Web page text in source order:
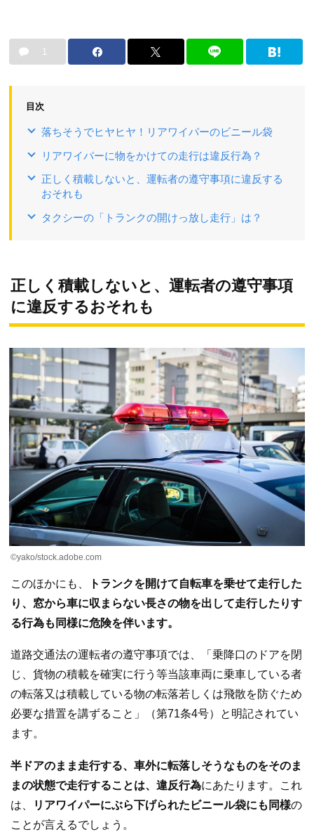
1
目次
落ちそうでヒヤヒヤ！リアワイパーのビニール袋
リアワイパーに物をかけての走行は違反行為？
正しく積載しないと、運転者の遵守事項に違反する
おそれも
タクシーの「トランクの開けっ放し走行」は？
正しく積載しないと、運転者の遵守事項
に違反するおそれも
©️yako/stock.adobe.com
このほかにも、
トランクを開けて自転車を乗せて走行した
り、窓から車に収まらない長さの物を出して走行したりす
る行為も同様に危険を伴います。
道路交通法の運転者の遵守事項では、「乗降口のドアを閉
じ、貨物の積載を確実に行う等当該車両に乗車している者
の転落又は積載している物の転落若しくは飛散を防ぐため
必要な措置を講ずること」（第71条4号）と明記されてい
ます。
半ドアのまま走行する、車外に転落しそうなものをそのま
まの状態で走行することは、違反行為にあたります。これ
は、
リアワイパーにぶら下げられたビニール袋にも同様の
ことが言えるでしょう。